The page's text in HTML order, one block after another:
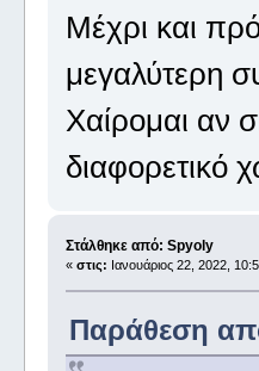
Μέχρι και
μεγαλύτερη
Χαίρομαι αν
διαφορετικό
Στάλθηκε από: Spyoly
« στις: Ιανουάριος 22, 2022,
Παράθεση